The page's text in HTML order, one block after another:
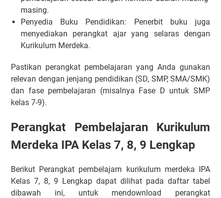
masing.
Penyedia Buku Pendidikan: Penerbit buku juga
menyediakan perangkat ajar yang selaras dengan
Kurikulum Merdeka.
Pastikan perangkat pembelajaran yang Anda gunakan
relevan dengan jenjang pendidikan (SD, SMP, SMA/SMK)
dan fase pembelajaran (misalnya Fase D untuk SMP
kelas 7-9).
Perangkat Pembelajaran Kurikulum
Merdeka IPA Kelas 7, 8, 9 Lengkap
Berikut Perangkat pembelajarn kurikulum merdeka IPA
Kelas 7, 8, 9 Lengkap dapat dilihat pada daftar tabel
dibawah ini, untuk mendownload perangkat